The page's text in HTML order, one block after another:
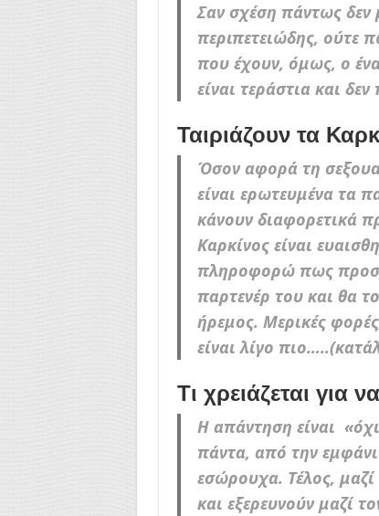
Σαν σχέση πάντως
περιπετειώδης, ούτε
που έχουν, όμως, ο
είναι τεράστια και
Ταιριάζουν τα
Όσον αφορά τη
είναι ερωτευμένα τα
κάνουν διαφορετικά
Καρκίνος είναι
πληροφορώ πως
παρτενέρ του και θα
ήρεμος. Μερικές
είναι λίγο
Τι χρειάζεται για
Η απάντηση είναι
πάντα, από την
εσώρουχα. Τέλος, μαζί
και εξερευνούν μαζί